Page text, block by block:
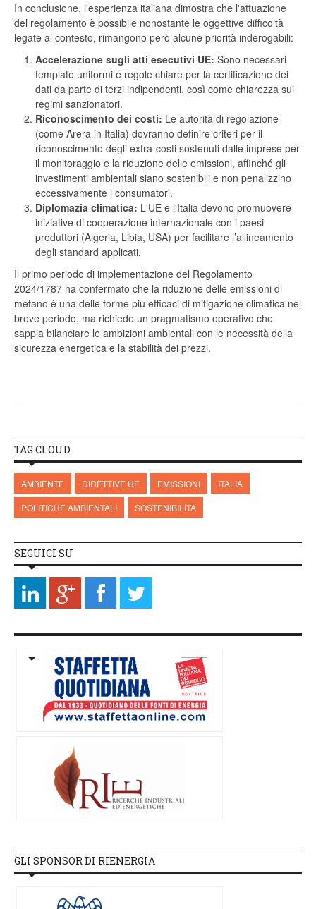
In conclusione, l'esperienza italiana dimostra che l'attuazione
del regolamento è possibile nonostante le oggettive difficoltà
legate al contesto, rimangono però alcune priorità inderogabili:
Accelerazione sugli atti esecutivi UE: Sono necessari
template uniformi e regole chiare per la certificazione dei
dati da parte di terzi indipendenti, così come chiarezza sui
regimi sanzionatori.
Riconoscimento dei costi: Le autorità di regolazione
(come Arera in Italia) dovranno definire criteri per il
riconoscimento degli extra-costi sostenuti dalle imprese per
il monitoraggio e la riduzione delle emissioni, affinché gli
investimenti ambientali siano sostenibili e non penalizzino
eccessivamente i consumatori.
Diplomazia climatica: L'UE e l'Italia devono promuovere
iniziative di cooperazione internazionale con i paesi
produttori (Algeria, Libia, USA) per facilitare l’allineamento
degli standard applicati.
Il primo periodo di implementazione del Regolamento
2024/1787 ha confermato che la riduzione delle emissioni di
metano è una delle forme più efficaci di mitigazione climatica nel
breve periodo, ma richiede un pragmatismo operativo che
sappia bilanciare le ambizioni ambientali con le necessità della
sicurezza energetica e la stabilità dei prezzi.
TAG CLOUD
AMBIENTE DIRETTIVE UE EMISSIONI
ITALIA
POLITICHE AMBIENTALI
SOSTENIBILITÀ
SEGUICI SU
GLI SPONSOR DI RIENERGIA